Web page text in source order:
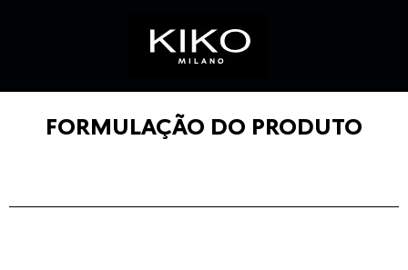
FORMULAÇÃO DO PRODUTO